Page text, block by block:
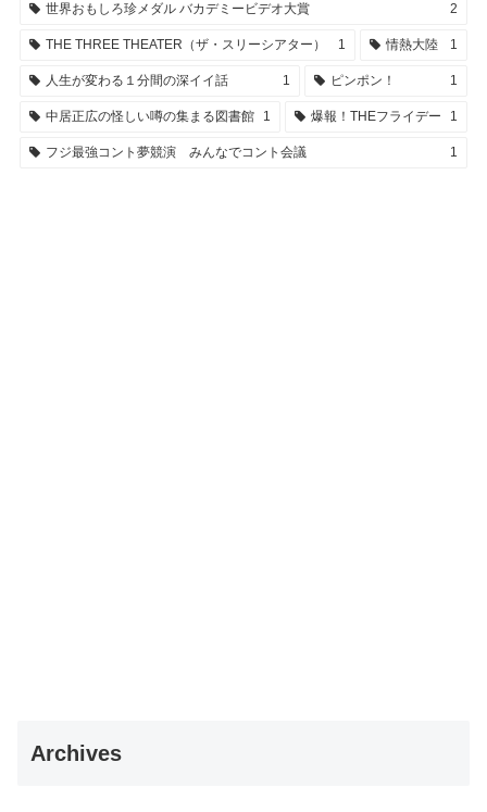
世界おもしろ珍メダル バカデミービデオ大賞 2
THE THREE THEATER（ザ・スリーシアター） 1 情熱大陸 1
人生が変わる１分間の深イイ話 1 ピンポン！ 1
中居正広の怪しい噂の集まる図書館 1 爆報！THEフライデー 1
フジ最強コント夢競演 みんなでコント会議 1
Archives